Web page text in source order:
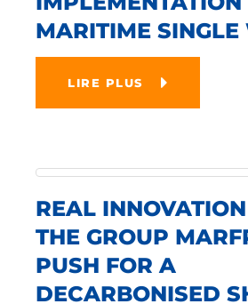
MARITIME
LIRE PLUS
REAL
THE GROUP
PUSH FOR A
DECARBONISED